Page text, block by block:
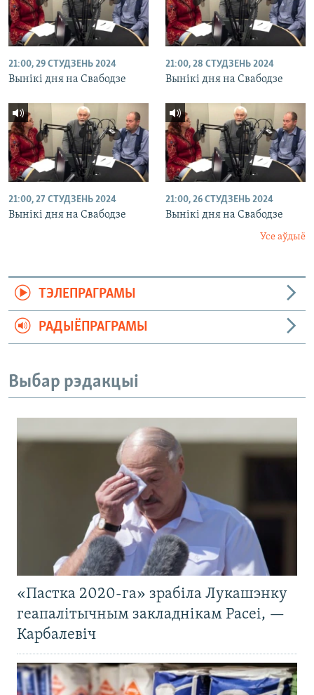
21:00, 29 СТУДЗЕНЬ 2024
Вынікі дня на Свабодзе
21:00, 28 СТУДЗЕНЬ 2024
Вынікі дня на Свабодзе
21:00, 27 СТУДЗЕНЬ 2024
Вынікі дня на Свабодзе
21:00, 26 СТУДЗЕНЬ 2024
Вынікі дня на Свабодзе
Усе аўдыё
ТЭЛЕПРАГРАМЫ
РАДЫЁПРАГРАМЫ
Выбар рэдакцыі
«Пастка 2020-га» зрабіла Лукашэнку
геапалітычным закладнікам Расеі, —
Карбалевіч